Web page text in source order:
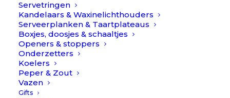
Servetringen
Kandelaars & Waxinelichthouders
Serveerplanken & Taartplateaus
Boxjes, doosjes & schaaltjes
Openers & stoppers
Onderzetters
Koelers
Peper & Zout
Vazen
Gifts
De set wordt in een Cutipol doos geleverd. Dit is geen
klassieke “bestekcassette” box om het bestek in de
presenteren. Gewoon lekker in de keukenla leggen en
heel veel gebruik van maken! 😉 Of koop de 130-delige
presentatiebox en blijf sparen!
Goa